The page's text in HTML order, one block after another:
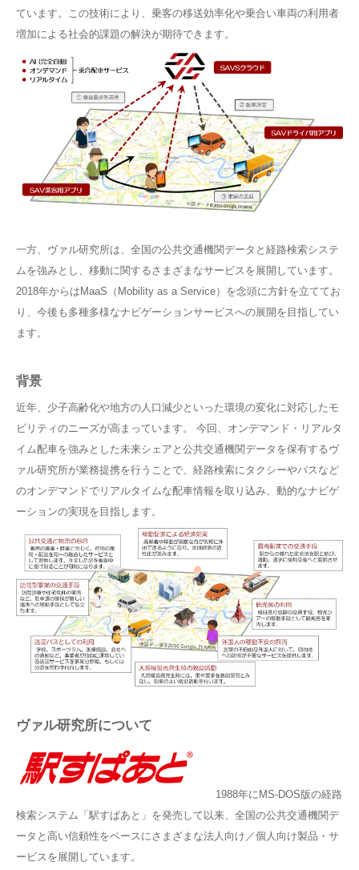
ています。この技術により、乗客の移送効率化や乗合い車両の利用者
増加による社会的課題の解決が期待できます。
一方、ヴァル研究所は、全国の公共交通機関データと経路検索システ
ムを強みとし、移動に関するさまざまなサービスを展開しています。
2018年からはMaaS（Mobility as a Service）を念頭に方針を立ててお
り、今後も多種多様なナビゲーションサービスへの展開を目指してい
ます。
背景
近年、少子高齢化や地方の人口減少といった環境の変化に対応したモ
ビリティのニーズが高まっています。 今回、オンデマンド・リアルタ
イム配車を強みとした未来シェアと公共交通機関データを保有するヴ
ァル研究所が業務提携を行うことで、経路検索にタクシーやバスなど
のオンデマンドでリアルタイムな配車情報を取り込み、動的なナビゲ
ーションの実現を目指します。
ヴァル研究所について
1988年にMS-DOS版の経路
検索システム「駅すぱあと」を発売して以来、全国の公共交通機関デ
ータと高い信頼性をベースにさまざまな法人向け／個人向け製品・サ
ービスを展開しています。